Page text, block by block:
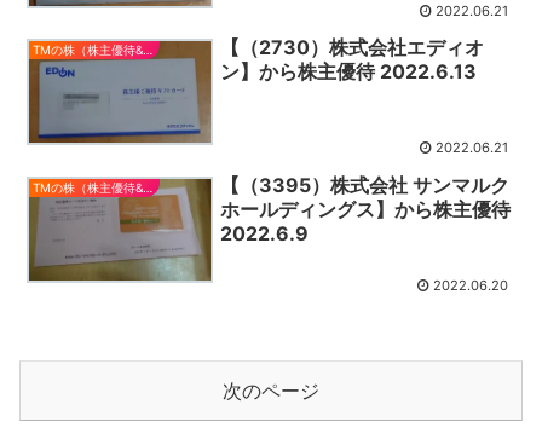
2022.06.21
【（2730）株式会社エディオ
ン】から株主優待 2022.6.13
2022.06.21
【（3395）株式会社 サンマルク
ホールディングス】から株主優待
2022.6.9
2022.06.20
次のページ